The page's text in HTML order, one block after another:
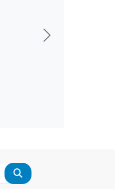
Szukaj